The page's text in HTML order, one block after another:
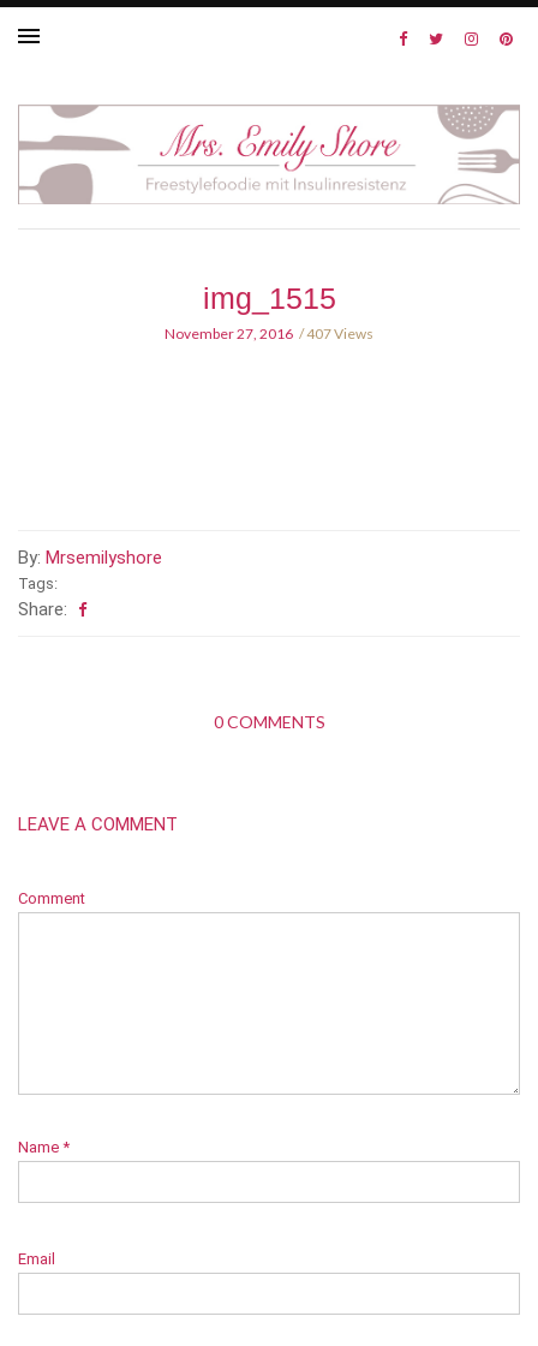
img_1515
November 27, 2016 407 Views
By: Mrsemilyshore
Tags:
Share:
0 COMMENTS
LEAVE A COMMENT
Comment
Name *
Email